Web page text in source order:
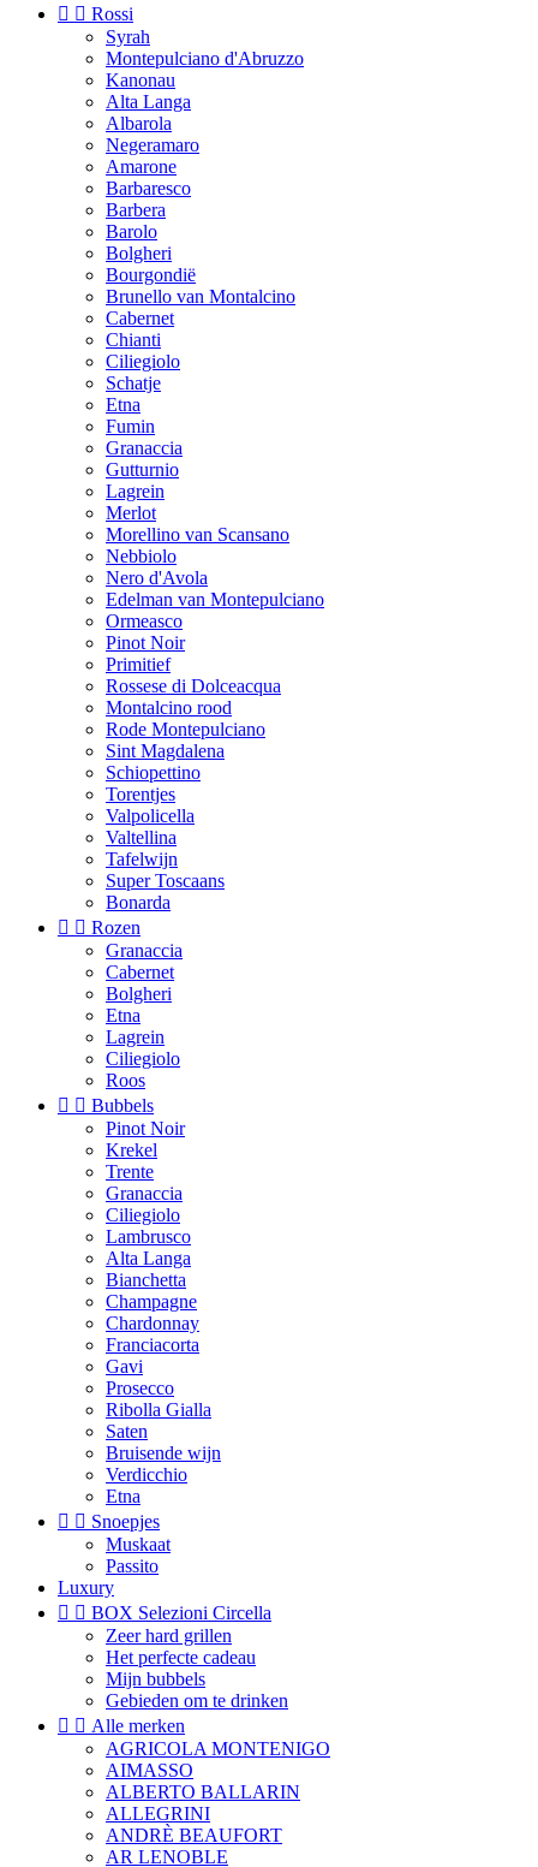
  Rossi
Syrah
Montepulciano d'Abruzzo
Kanonau
Alta Langa
Albarola
Negeramaro
Amarone
Barbaresco
Barbera
Barolo
Bolgheri
Bourgondië
Brunello van Montalcino
Cabernet
Chianti
Ciliegiolo
Schatje
Etna
Fumin
Granaccia
Gutturnio
Lagrein
Merlot
Morellino van Scansano
Nebbiolo
Nero d'Avola
Edelman van Montepulciano
Ormeasco
Pinot Noir
Primitief
Rossese di Dolceacqua
Montalcino rood
Rode Montepulciano
Sint Magdalena
Schiopettino
Torentjes
Valpolicella
Valtellina
Tafelwijn
Super Toscaans
Bonarda
  Rozen
Granaccia
Cabernet
Bolgheri
Etna
Lagrein
Ciliegiolo
Roos
  Bubbels
Pinot Noir
Krekel
Trente
Granaccia
Ciliegiolo
Lambrusco
Alta Langa
Bianchetta
Champagne
Chardonnay
Franciacorta
Gavi
Prosecco
Ribolla Gialla
Saten
Bruisende wijn
Verdicchio
Etna
  Snoepjes
Muskaat
Passito
Luxury
  BOX Selezioni Circella
Zeer hard grillen
Het perfecte cadeau
Mijn bubbels
Gebieden om te drinken
  Alle merken
AGRICOLA MONTENIGO
AIMASSO
ALBERTO BALLARIN
ALLEGRINI
ANDRÈ BEAUFORT
AR LENOBLE